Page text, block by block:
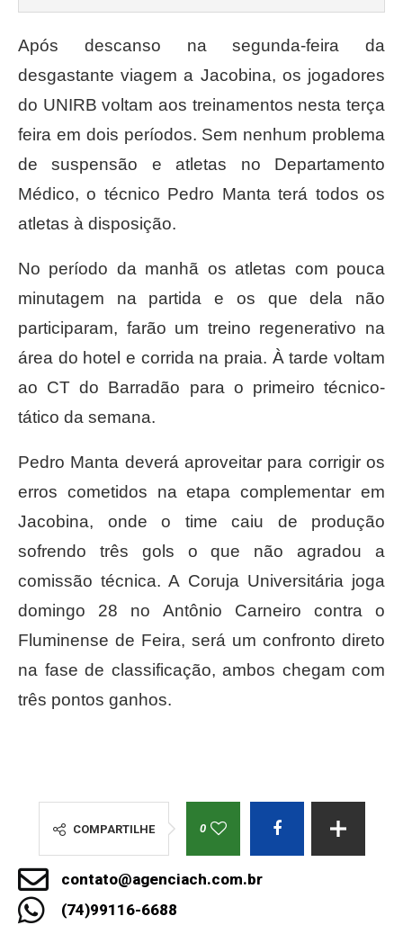
Após descanso na segunda-feira da
desgastante viagem a Jacobina, os jogadores
do UNIRB voltam aos treinamentos nesta terça
feira em dois períodos. Sem nenhum problema
de suspensão e atletas no Departamento
Médico, o técnico Pedro Manta terá todos os
atletas à disposição.
No período da manhã os atletas com pouca
minutagem na partida e os que dela não
participaram, farão um treino regenerativo na
área do hotel e corrida na praia. À tarde voltam
ao CT do Barradão para o primeiro técnico-
tático da semana.
Pedro Manta deverá aproveitar para corrigir os
erros cometidos na etapa complementar em
Jacobina, onde o time caiu de produção
sofrendo três gols o que não agradou a
comissão técnica. A Coruja Universitária joga
domingo 28 no Antônio Carneiro contra o
Fluminense de Feira, será um confronto direto
na fase de classificação, ambos chegam com
três pontos ganhos.
COMPARTILHE 0
contato@agenciach.com.br
(74)99116-6688